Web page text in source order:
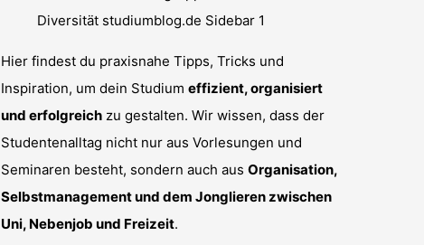
Hier findest du praxisnahe Tipps, Tricks und
Inspiration, um dein Studium effizient, organisiert
und erfolgreich zu gestalten. Wir wissen, dass der
Studentenalltag nicht nur aus Vorlesungen und
Seminaren besteht, sondern auch aus Organisation,
Selbstmanagement und dem Jonglieren zwischen
Uni, Nebenjob und Freizeit.